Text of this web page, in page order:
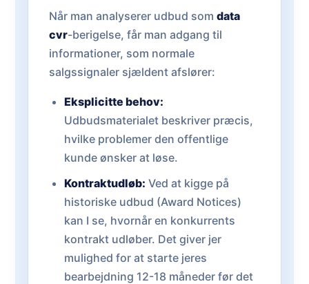
Når man analyserer udbud som data
cvr-berigelse, får man adgang til
informationer, som normale
salgssignaler sjældent afslører:
Eksplicitte behov:
Udbudsmaterialet beskriver præcis,
hvilke problemer den offentlige
kunde ønsker at løse.
Kontraktudløb: Ved at kigge på
historiske udbud (Award Notices)
kan I se, hvornår en konkurrents
kontrakt udløber. Det giver jer
mulighed for at starte jeres
bearbejdning 12-18 måneder før det